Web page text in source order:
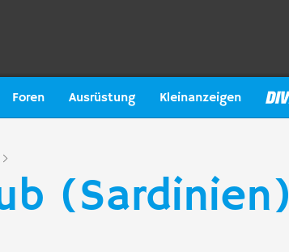
Foren Ausrüstung Kleinanzeigen
(Sardinien)